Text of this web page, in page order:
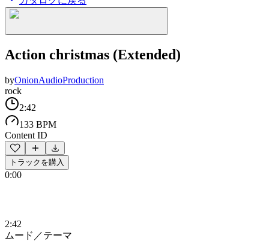
Action christmas (Extended)
byOnionAudioProduction
rock
2:42
133 BPM
Content ID
トラックを購入
0:00
2:42
ムード／テーマ